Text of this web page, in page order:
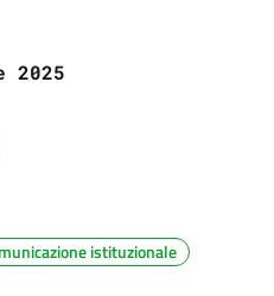
2025
istituzionale